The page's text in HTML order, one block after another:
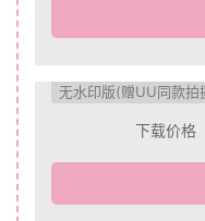
无水印版(赠UU同款拍
下载价格